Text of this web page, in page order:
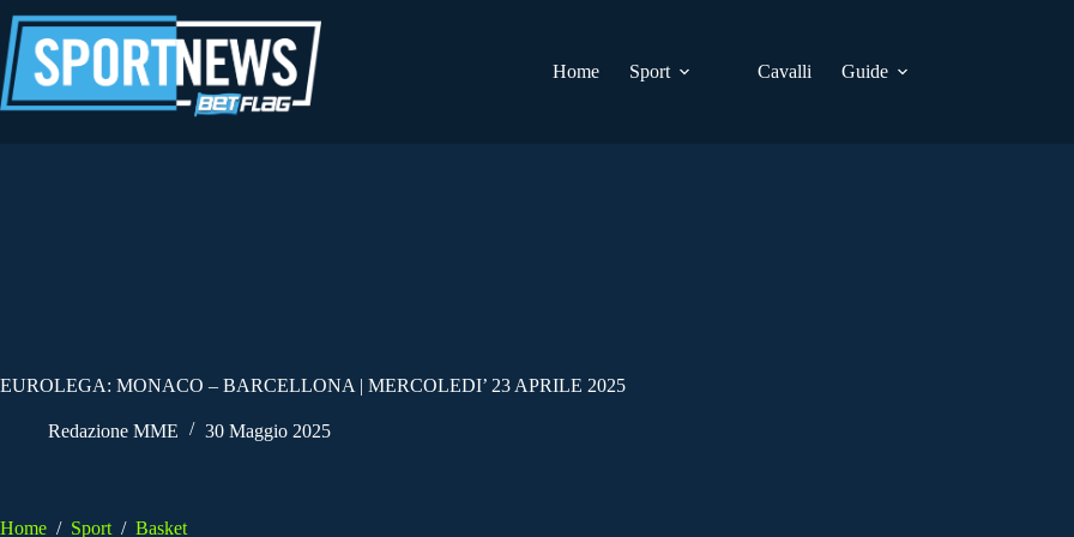
al
contenuto
Home
Sport Cavalli Guide
EUROLEGA: MONACO – BARCELLONA | MERCOLEDI’ 23 APRILE 2025
Redazione MME 30 Maggio 2025
Home / Sport / Basket